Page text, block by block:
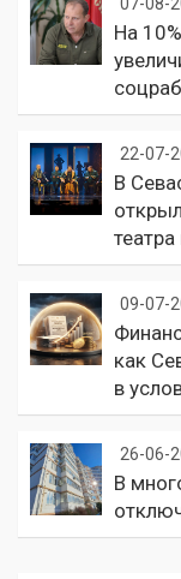
На
22-07-
В
09-07-
как
в
26-06-
В